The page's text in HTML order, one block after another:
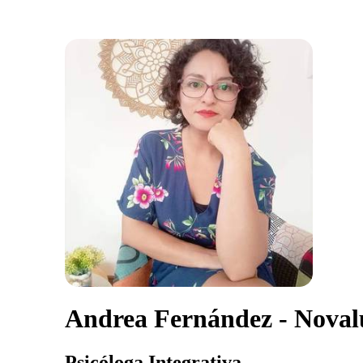
Andrea Fernández -